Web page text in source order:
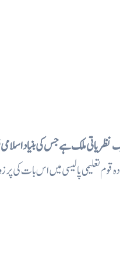
نظریاتی ملک ہے جس کی بنیاد
قوم تعلیمی پالیسی میں اس بات کی